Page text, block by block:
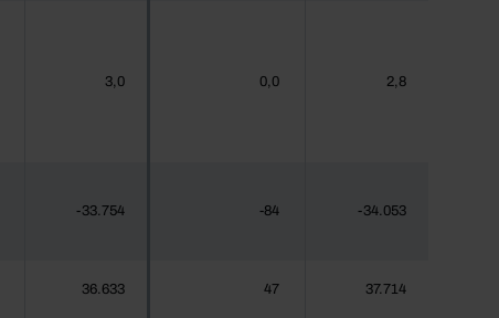
3,0 0,0 2,8
-33.754 -84 -34.053
36.633 47 37.714